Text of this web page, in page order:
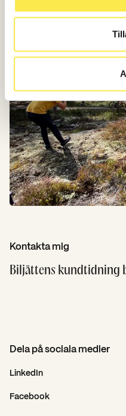
Kontakta mig
Biljättens kundtidning
Dela på sociala medier
LinkedIn
Facebook